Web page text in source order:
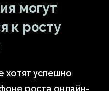
могут
к росту
хотят успешно
роста онлайн-